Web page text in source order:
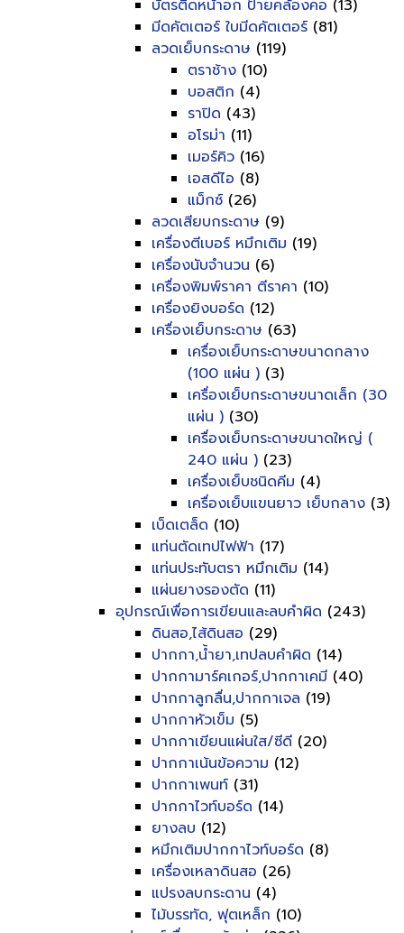
บัตรติดหน้าอก ป้ายคล้องคอ (13)
มีดคัตเตอร์ ใบมีดคัตเตอร์ (81)
ลวดเย็บกระดาษ (119)
ตราช้าง (10)
บอสติก (4)
ราปิด (43)
อโรม่า (11)
เมอร์คิว (16)
เอสดีไอ (8)
แม็กซ์ (26)
ลวดเสียบกระดาษ (9)
เครื่องตีเบอร์ หมึกเติม (19)
เครื่องนับจำนวน (6)
เครื่องพิมพ์ราคา ตีราคา (10)
เครื่องยิงบอร์ด (12)
เครื่องเย็บกระดาษ (63)
เครื่องเย็บกระดาษขนาดกลาง
(100 แผ่น ) (3)
เครื่องเย็บกระดาษขนาดเล็ก (30
แผ่น ) (30)
เครื่องเย็บกระดาษขนาดใหญ่ (
240 แผ่น ) (23)
เครื่องเย็บชนิดคีม (4)
เครื่องเย็บแขนยาว เย็บกลาง (3)
เบ็ดเตล็ด (10)
แท่นตัดเทปไฟฟ้า (17)
แท่นประทับตรา หมึกเติม (14)
แผ่นยางรองตัด (11)
อุปกรณ์เพื่อการเขียนและลบคำผิด (243)
ดินสอ,ไส้ดินสอ (29)
ปากกา,น้ำยา,เทปลบคำผิด (14)
ปากกามาร์คเกอร์,ปากกาเคมี (40)
ปากกาลูกลื่น,ปากกาเจล (19)
ปากกาหัวเข็ม (5)
ปากกาเขียนแผ่นใส/ซีดี (20)
ปากกาเน้นข้อความ (12)
ปากกาเพนท์ (31)
ปากกาไวท์บอร์ด (14)
ยางลบ (12)
หมึกเติมปากกาไวท์บอร์ด (8)
เครื่องเหลาดินสอ (26)
แปรงลบกระดาน (4)
ไม้บรรทัด, ฟุตเหล็ก (10)